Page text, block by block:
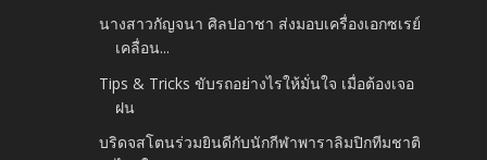
นางสาวกัญจนา ศิลปอาชา ส่งมอบเครื่องเอกซเรย์
เคลื่อน...
Tips & Tricks ขับรถอย่างไรให้มั่นใจ เมื่อต้องเจอ
ฝน
บริดจสโตนร่วมยินดีกับนักกีฬาพาราลิมปิกทีมชาติ